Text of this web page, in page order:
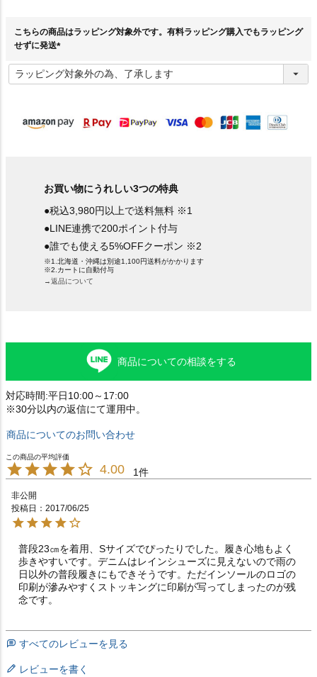
こちらの商品はラッピング対象外です。有料ラッピング購入でもラッピング
せずに発送
必
須
お買い物にうれしい3つの特典
●税込3,980円以上で送料無料 ※1
●LINE連携で200ポイント付与
●誰でも使える5%OFFクーポン ※2
※1.北海道・沖縄は別途1,100円送料がかかります
※2.カートに自動付与
→返品について
商品についての相談をする
対応時間:平日10:00～17:00
※30分以内の返信にて運用中。
商品についてのお問い合わせ
4.00 1
非公開
投稿日
2017/06/25
普段23㎝を着用、Sサイズでぴったりでした。履き心地もよく
歩きやすいです。デニムはレインシューズに見えないので雨の
日以外の普段履きにもできそうです。ただインソールのロゴの
印刷が滲みやすくストッキングに印刷が写ってしまったのが残
念です。
すべてのレビューを見る
レビューを書く